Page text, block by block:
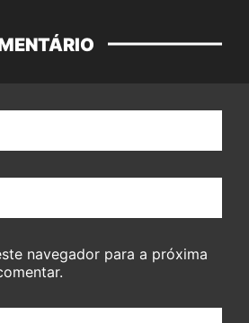
navegador para a próxima